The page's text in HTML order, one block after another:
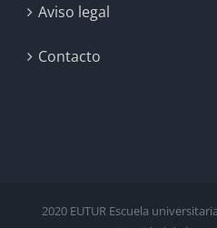
Aviso legal
Contacto
2020 EUTUR Escuela